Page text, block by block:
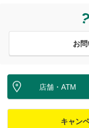
お
店舗・ATM
キャン